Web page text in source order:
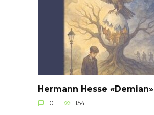
Hermann Hesse «Demian»
0 154